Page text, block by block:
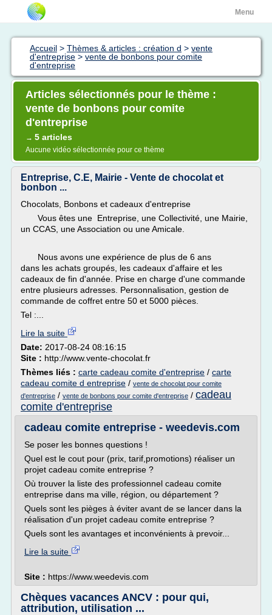
Menu
Accueil > Thèmes & articles : création d > vente
d'entreprise > vente de bonbons pour comite
d'entreprise
Articles sélectionnés pour le thème :
vente de bonbons pour comite
d'entreprise
→ 5 articles
Aucune vidéo sélectionnée pour ce thème
Entreprise, C.E, Mairie - Vente de chocolat et
bonbon ...
Chocolats, Bonbons et cadeaux d'entreprise
Vous êtes une Entreprise, une Collectivité, une Mairie,
un CCAS, une Association ou une Amicale.
Nous avons une expérience de plus de 6 ans
dans les achats groupés, les cadeaux d'affaire et les
cadeaux de fin d'année. Prise en charge d'une commande
entre plusieurs adresses. Personnalisation, gestion de
commande de coffret entre 50 et 5000 pièces.
Tel :...
Lire la suite
Date: 2017-08-24 08:16:15
Site : http://www.vente-chocolat.fr
Thèmes liés : carte cadeau comite d'entreprise / carte
cadeau comite d entreprise / vente de chocolat pour comite
d'entreprise / vente de bonbons pour comite d'entreprise / cadeau
comite d'entreprise
cadeau comite entreprise - weedevis.com
Se poser les bonnes questions !
Quel est le cout pour (prix, tarif,promotions) réaliser un
projet cadeau comite entreprise ?
Où trouver la liste des professionnel cadeau comite
entreprise dans ma ville, région, ou département ?
Quels sont les pièges à éviter avant de se lancer dans la
réalisation d'un projet cadeau comite entreprise ?
Quels sont les avantages et inconvénients à prevoir...
Lire la suite
Site : https://www.weedevis.com
Chèques vacances ANCV : pour qui,
attribution, utilisation ...